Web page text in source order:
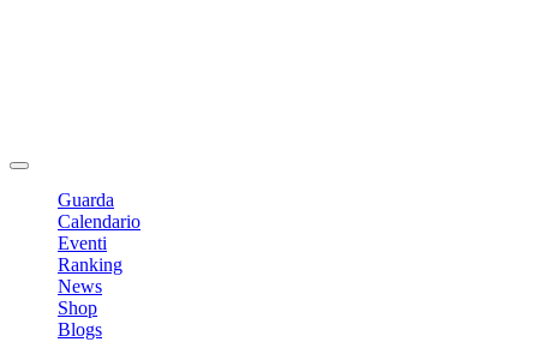
Guarda
Calendario
Eventi
Ranking
News
Shop
Blogs